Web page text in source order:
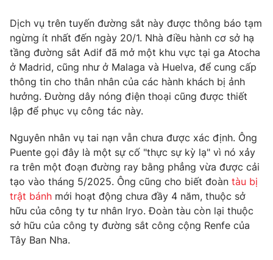
Liên hệ tòa soạn English
THỜI BÁO VTV
Theo dõi báo trên
Cơ quan chủ quản: Đài Truyền hình Việt Nam
Cơ quan báo chí:Thời báo VTV
Giấy phép hoạt động báo in và báo điện tử số 483/GP-BTTTT
Dịch vụ trên tuyến đường sắt này được thông báo tạm
ngừng ít nhất đến ngày 20/1. Nhà điều hành cơ sở hạ
tầng đường sắt Adif đã mở một khu vực tại ga Atocha
ở Madrid, cũng như ở Malaga và Huelva, để cung cấp
thông tin cho thân nhân của các hành khách bị ảnh
hưởng. Đường dây nóng điện thoại cũng được thiết
lập để phục vụ công tác này.
Nguyên nhân vụ tai nạn vẫn chưa được xác định. Ông
Puente gọi đây là một sự cố "thực sự kỳ lạ" vì nó xảy
ra trên một đoạn đường ray bằng phẳng vừa được cải
tạo vào tháng 5/2025. Ông cũng cho biết đoàn tàu bị
trật bánh mới hoạt động chưa đầy 4 năm, thuộc sở
hữu của công ty tư nhân Iryo. Đoàn tàu còn lại thuộc
sở hữu của công ty đường sắt công cộng Renfe của
Tây Ban Nha.